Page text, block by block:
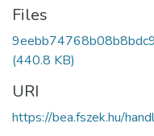
Files
(440.8 KB)
URI
https://bea.fszek.hu/